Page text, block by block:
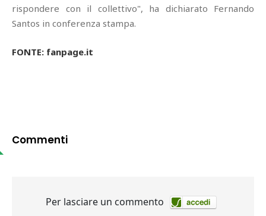
rispondere con il collettivo", ha dichiarato Fernando
Santos in conferenza stampa.
FONTE: fanpage.it
Commenti